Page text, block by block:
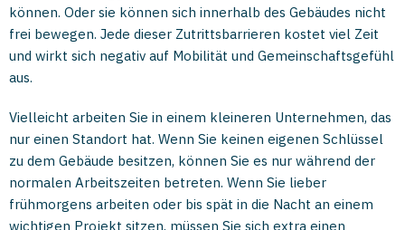
können. Oder sie können sich innerhalb des Gebäudes nicht
frei bewegen. Jede dieser Zutrittsbarrieren kostet viel Zeit
und wirkt sich negativ auf Mobilität und Gemeinschaftsgefühl
aus.
Vielleicht arbeiten Sie in einem kleineren Unternehmen, das
nur einen Standort hat. Wenn Sie keinen eigenen Schlüssel
zu dem Gebäude besitzen, können Sie es nur während der
normalen Arbeitszeiten betreten. Wenn Sie lieber
frühmorgens arbeiten oder bis spät in die Nacht an einem
wichtigen Projekt sitzen, müssen Sie sich extra einen